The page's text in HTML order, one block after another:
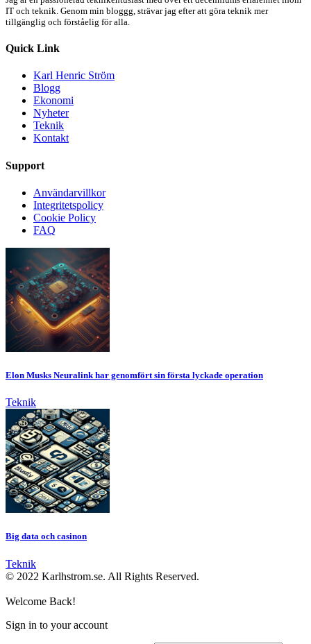
IT och teknik. Genom min bloggg, strävar jag efter att göra teknik mer
tillgänglig och förståelig för alla.
Quick Link
Karl Henric Ström
Blogg
Ekonomi
Nyheter
Teknik
Kontakt
Support
Användarvillkor
Integritetspolicy
Cookie Policy
FAQ
Elon Musks Neuralink har genomfört sin första lyckade operation
Teknik
Big data och casinon
Teknik
© 2022 Karlhstrom.se. All Rights Reserved.
Welcome Back!
Sign in to your account